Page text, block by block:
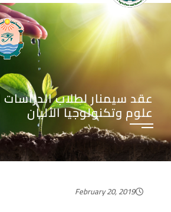
عقد سيمنار لطلاب
علوم وتكنولوجيا الألبان
February 20, 2019